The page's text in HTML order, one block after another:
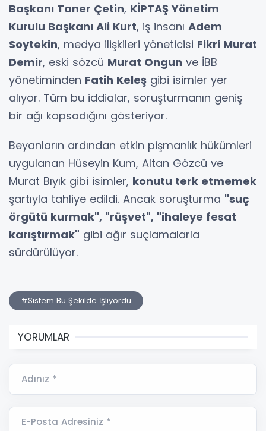
Başkanı Taner Çetin, KİPTAŞ Yönetim
Kurulu Başkanı Ali Kurt, iş insanı Adem
Soytekin, medya ilişkileri yöneticisi Fikri Murat
Demir, eski sözcü Murat Ongun ve İBB
yönetiminden Fatih Keleş gibi isimler yer
alıyor. Tüm bu iddialar, soruşturmanın geniş
bir ağı kapsadığını gösteriyor.
Beyanların ardından etkin pişmanlık hükümleri
uygulanan Hüseyin Kum, Altan Gözcü ve
Murat Bıyık gibi isimler, konutu terk etmemek
şartıyla tahliye edildi. Ancak soruşturma "suç
örgütü kurmak", "rüşvet", "ihaleye fesat
karıştırmak" gibi ağır suçlamalarla
sürdürülüyor.
#Sistem Bu Şekilde İşliyordu
YORUMLAR
Adınız *
E-Posta Adresiniz *